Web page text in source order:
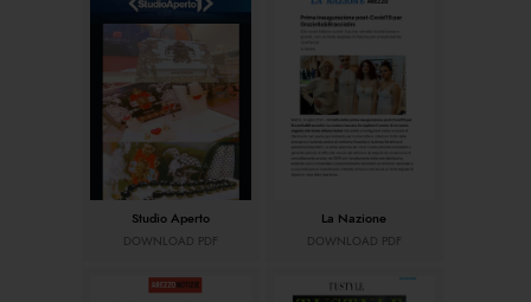
Studio Aperto
DOWNLOAD PDF
La Nazione
DOWNLOAD PDF